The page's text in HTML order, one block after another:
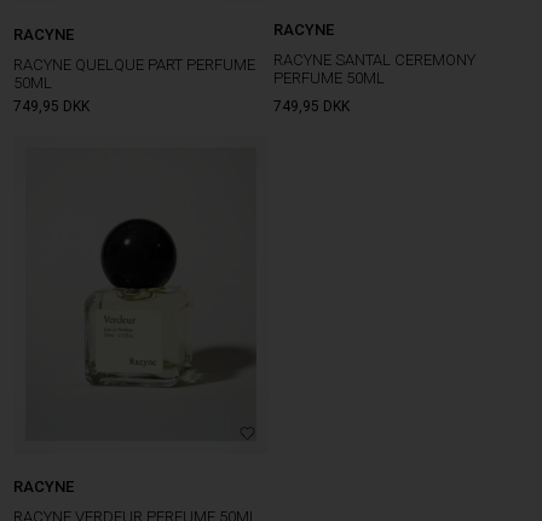
RACYNE
RACYNE QUELQUE PART PERFUME
50ML
749,95 DKK
RACYNE
RACYNE SANTAL CEREMONY
PERFUME 50ML
749,95 DKK
RACYNE
RACYNE VERDEUR PERFUME 50ML